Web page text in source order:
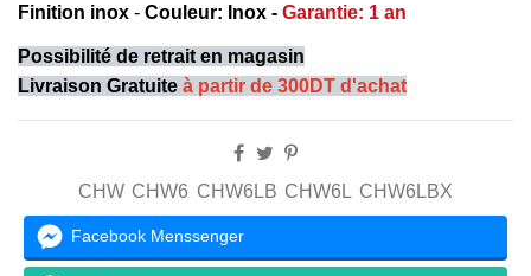
Finition inox - Couleur: Inox - Garantie: 1 an
Possibilité de retrait en magasin
Livraison Gratuite à partir de 300DT d'achat
CHW CHW6 CHW6LB CHW6L CHW6LBX
Facebook Menssenger